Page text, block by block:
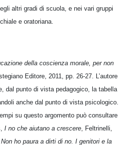
altri gradi di scuola, e nei vari gruppi
e oratoriana.
della coscienza morale, per non
Editore, 2011, pp. 26-27. L’autore
dal punto di vista pedagogico, la tabella
anche dal punto di vista psicologico.
su questo argomento può consultare
I no che aiutano a crescere , Feltrinelli,
Non ho paura a dirti di no. I genitori e la